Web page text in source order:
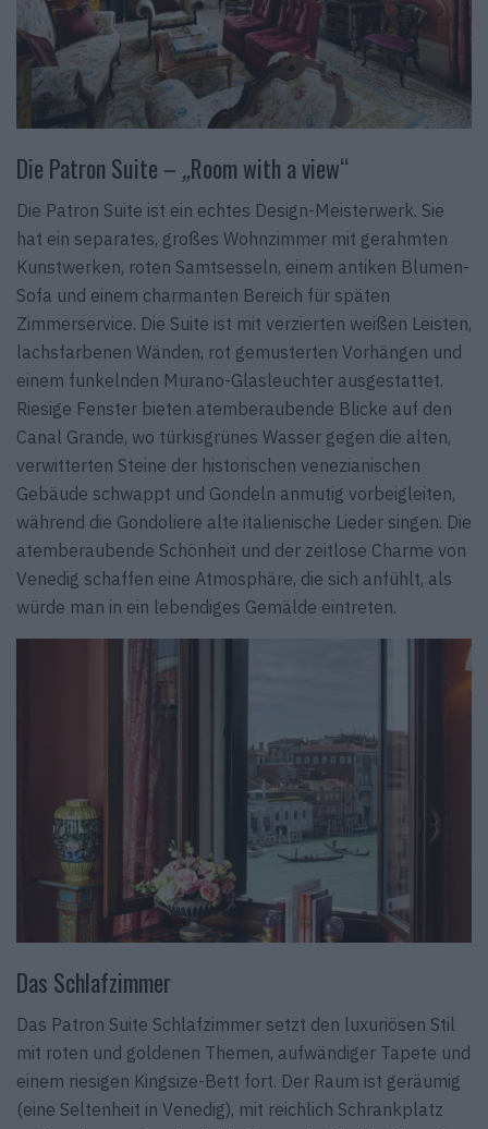
Die Patron Suite – „Room with a view“
Die Patron Suite ist ein echtes Design-Meisterwerk. Sie
hat ein separates, großes Wohnzimmer mit gerahmten
Kunstwerken, roten Samtsesseln, einem antiken Blumen-
Sofa und einem charmanten Bereich für späten
Zimmerservice. Die Suite ist mit verzierten weißen Leisten,
lachsfarbenen Wänden, rot gemusterten Vorhängen und
einem funkelnden Murano-Glasleuchter ausgestattet.
Riesige Fenster bieten atemberaubende Blicke auf den
Canal Grande, wo türkisgrünes Wasser gegen die alten,
verwitterten Steine der historischen venezianischen
Gebäude schwappt und Gondeln anmutig vorbeigleiten,
während die Gondoliere alte italienische Lieder singen. Die
atemberaubende Schönheit und der zeitlose Charme von
Venedig schaffen eine Atmosphäre, die sich anfühlt, als
würde man in ein lebendiges Gemälde eintreten.
Das Schlafzimmer
Das Patron Suite Schlafzimmer setzt den luxuriösen Stil
mit roten und goldenen Themen, aufwändiger Tapete und
einem riesigen Kingsize-Bett fort. Der Raum ist geräumig
(eine Seltenheit in Venedig), mit reichlich Schrankplatz